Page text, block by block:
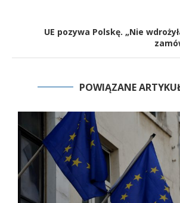
UE pozywa Polskę. „Nie
POWIĄZANE